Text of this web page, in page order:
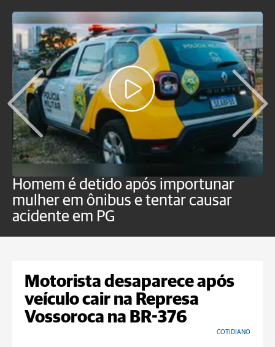
Homem é detido após importunar
mulher em ônibus e tentar causar
acidente em PG
Motorista desaparece após
veículo cair na Represa
Vossoroca na BR-376
COTIDIANO